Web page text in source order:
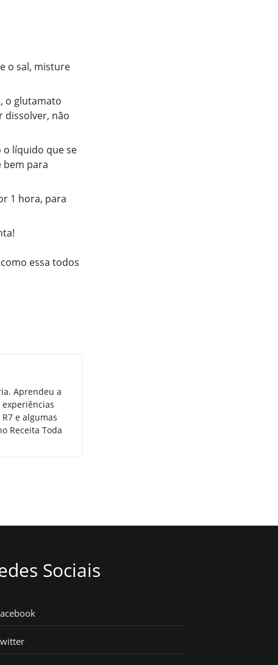
o sal, misture
o glutamato
dissolver, não
líquido que se
bem para
1 hora, para
essa todos
Aprendeu a
e algumas
Receita Toda
Sociais